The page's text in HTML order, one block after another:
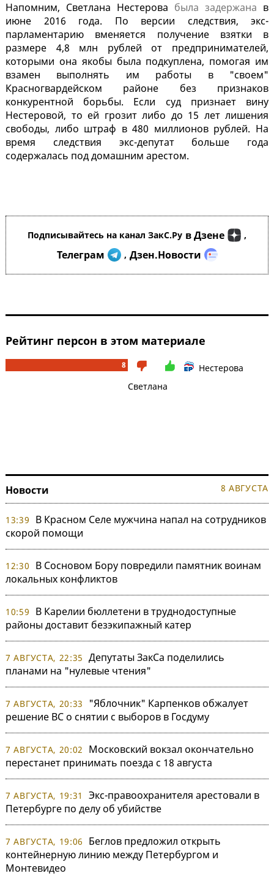
Напомним, Светлана Нестерова была задержана в
июне 2016 года. По версии следствия, экс-
парламентарию вменяется получение взятки в
размере 4,8 млн рублей от предпринимателей,
которыми она якобы была подкуплена, помогая им
взамен выполнять им работы в "своем"
Красногвардейском районе без признаков
конкурентной борьбы. Если суд признает вину
Нестеровой, то ей грозит либо до 15 лет лишения
свободы, либо штраф в 480 миллионов рублей. На
время следствия экс-депутат больше года
содержалась под домашним арестом.
Подписывайтесь на канал ЗакС.Ру в Дзене ,
Телеграм , Дзен.Новости
Рейтинг персон в этом материале
8
Нестерова
Светлана
Новости 8 АВГУСТА
13:39
В Красном Селе мужчина напал на сотрудников
скорой помощи
12:30
В Сосновом Бору повредили памятник воинам
локальных конфликтов
10:59
В Карелии бюллетени в труднодоступные
районы доставит безэкипажный катер
7 АВГУСТА, 22:35 Депутаты ЗакСа поделились
планами на "нулевые чтения"
7 АВГУСТА, 20:33
"Яблочник" Карпенков обжалует
решение ВС о снятии с выборов в Госдуму
7 АВГУСТА, 20:02
Московский вокзал окончательно
перестанет принимать поезда с 18 августа
7 АВГУСТА, 19:31
Экс-правоохранителя арестовали в
Петербурге по делу об убийстве
7 АВГУСТА, 19:06
Беглов предложил открыть
контейнерную линию между Петербургом и
Монтевидео